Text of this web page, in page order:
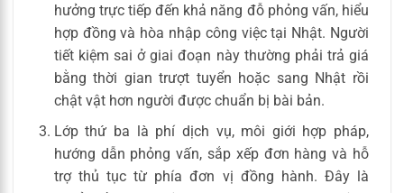
hưởng trực tiếp đến khả năng đỗ phỏng vấn, hiểu
hợp đồng và hòa nhập công việc tại Nhật. Người
tiết kiệm sai ở giai đoạn này thường phải trả giá
bằng thời gian trượt tuyển hoặc sang Nhật rồi
chật vật hơn người được chuẩn bị bài bản.
Lớp thứ ba là phí dịch vụ, môi giới hợp pháp,
hướng dẫn phỏng vấn, sắp xếp đơn hàng và hỗ
trợ thủ tục từ phía đơn vị đồng hành. Đây là